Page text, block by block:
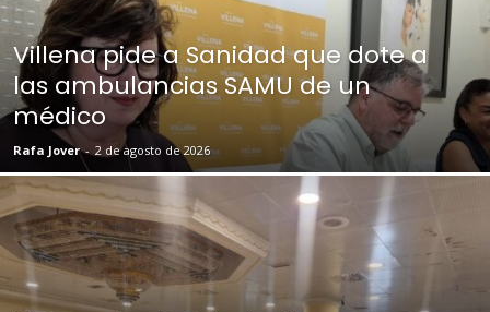
Villena pide a Sanidad que dote a
las ambulancias SAMU de un
médico
Rafa Jover - 2 de agosto de 2026